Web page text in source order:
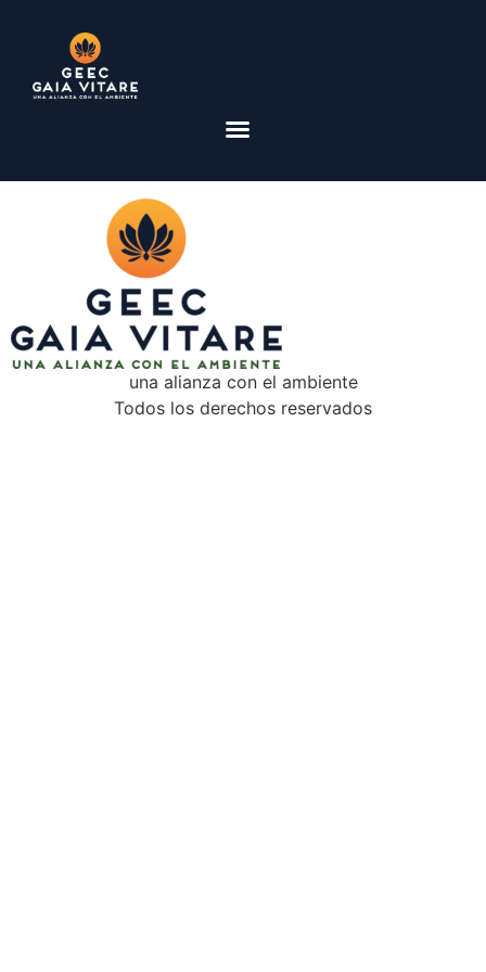
una alianza con el ambiente
Todos los derechos reservados